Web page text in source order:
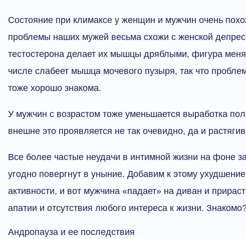
Состояние при климаксе у женщин и мужчин очень
проблемы наших мужей весьма схожи с женской
тестостерона делает их мышцы дряблыми, фигура
числе слабеет мышца мочевого пузыря, так что
тоже хорошо знакома.
У мужчин с возрастом тоже уменьшается выработка
внешне это проявляется не так очевидно, да и
Все более частые неудачи в интимной жизни на фоне
угодно повергнут в уныние. Добавим к этому
активности, и вот мужчина «падает» на диван и
апатии и отсутствия любого интереса к жизни.
Андропауза и ее последствия